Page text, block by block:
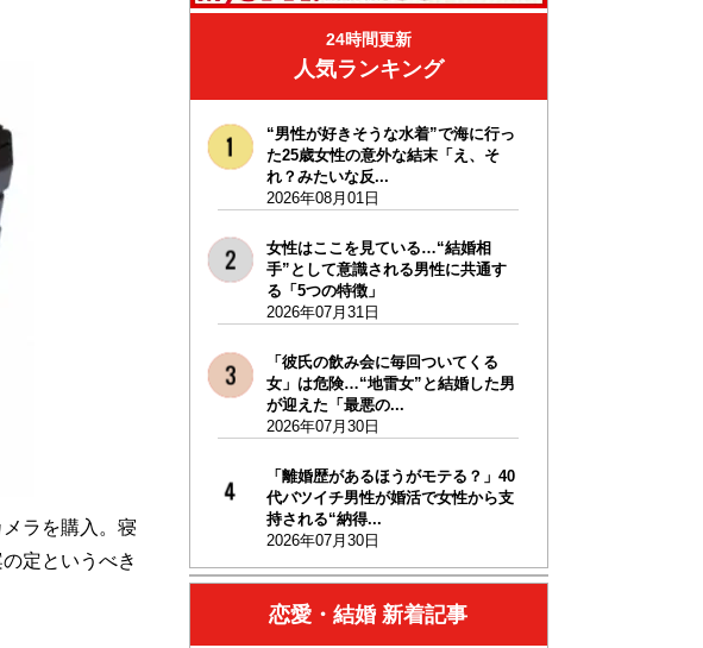
ラを購入。寝
定というべき
24時間更新
人気ランキング
“男性が好きそうな水着”で海に行っ
た25歳女性の意外な結末「え、そ
れ？みたいな反...
2026年08月01日
女性はここを見ている…“結婚相
手”として意識される男性に共通す
る「5つの特徴」
2026年07月31日
「彼氏の飲み会に毎回ついてくる
女」は危険…“地雷女”と結婚した男
が迎えた「最悪の...
2026年07月30日
「離婚歴があるほうがモテる？」40
代バツイチ男性が婚活で女性から支
持される“納得...
2026年07月30日
恋愛・結婚 新着記事